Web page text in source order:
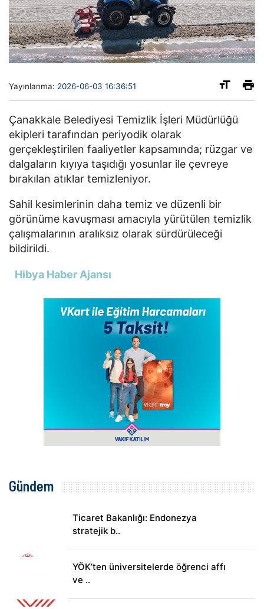
Yayınlanma: 2026-06-03 16:36:51
Çanakkale Belediyesi Temizlik İşleri Müdürlüğü
ekipleri tarafından periyodik olarak
gerçekleştirilen faaliyetler kapsamında; rüzgar ve
dalgaların kıyıya taşıdığı yosunlar ile çevreye
bırakılan atıklar temizleniyor.
Sahil kesimlerinin daha temiz ve düzenli bir
görünüme kavuşması amacıyla yürütülen temizlik
çalışmalarının aralıksız olarak sürdürüleceği
bildirildi.
Hibya Haber Ajansı
Gündem
Ticaret Bakanlığı: Endonezya
stratejik b..
YÖK’ten üniversitelerde öğrenci affı
ve ..